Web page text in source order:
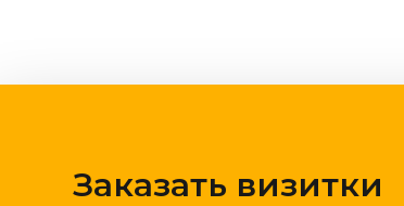
Заказать визитки